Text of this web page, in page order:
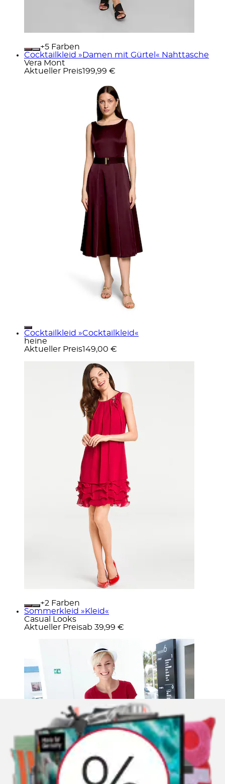
+
Farben
Cocktailkleid »Damen mit Gürtel« Nahttasche
Vera Mont
Aktueller Preis199,99 €
Cocktailkleid »Cocktailkleid«
heine
Aktueller Preis149,00 €
+
Farben
Sommerkleid »Kleid«
Casual Looks
Aktueller Preisab 39,99 €